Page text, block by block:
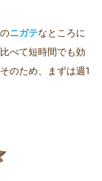
ニガテなところに
べて短時間でも効
のため、まずは週1